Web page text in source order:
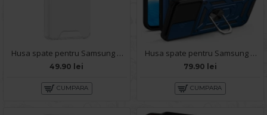
Husa spate pentru Samsung Galaxy A57 5G - Space Case
49.90 lei
CUMPARA
Husa spate pentru Samsung Galaxy A57 5G - Slide Case Albastru
79.90 lei
CUMPARA